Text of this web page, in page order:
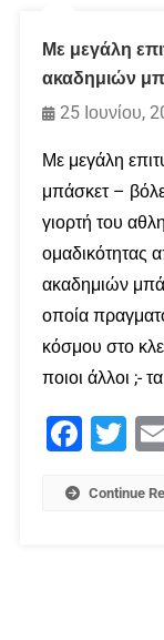
Με μεγάλη
ακαδημιών
25 Ιουνίου,
Με μεγάλη
μπάσκετ –
γιορτή του
ομαδικότητας
ακαδημιών
οποία
κόσμου στο
ποιοι άλλοι ;-
Facebook
Continue